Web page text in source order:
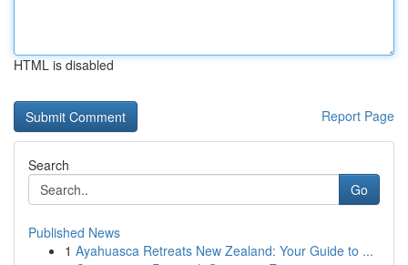
HTML is disabled
Report Page
Search
Go
Published News
1 Ayahuasca Retreats New Zealand: Your Guide to ...